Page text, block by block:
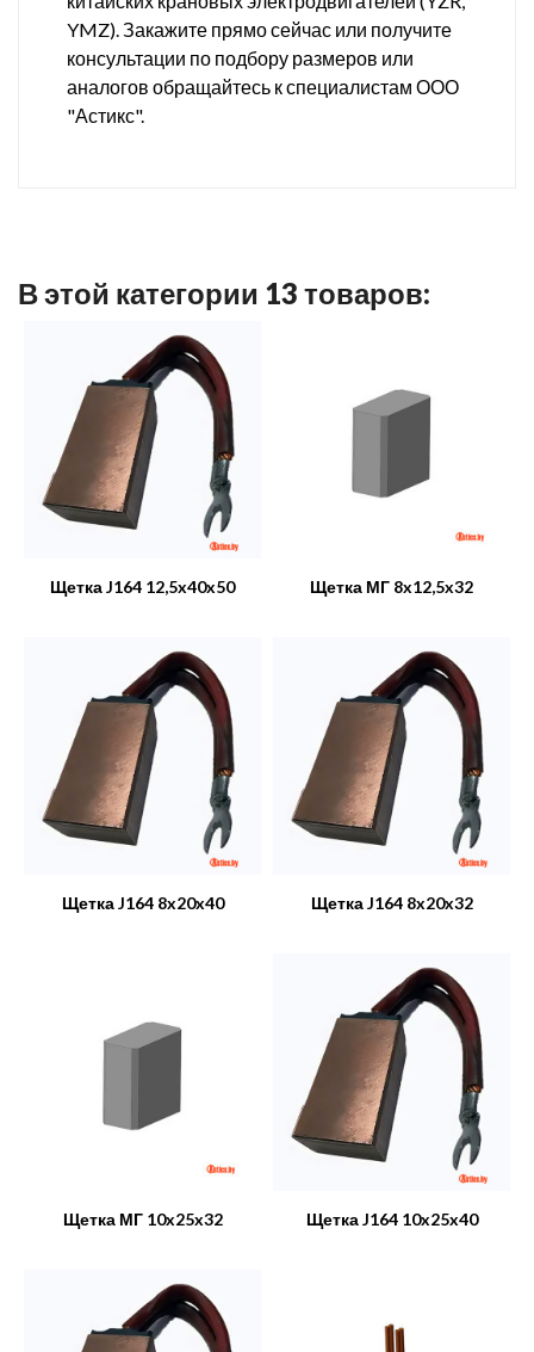
YMZ). Закажите прямо сейчас или получите
консультации по подбору размеров или
аналогов обращайтесь к специалистам ООО
"Астикс".
В этой категории 13 товаров:
Щетка J164 12,5x40x50 Щетка МГ 8x12,5x32
Щетка J164 8x20x40 Щетка J164 8x20x32
Щетка МГ 10x25x32 Щетка J164 10x25x40